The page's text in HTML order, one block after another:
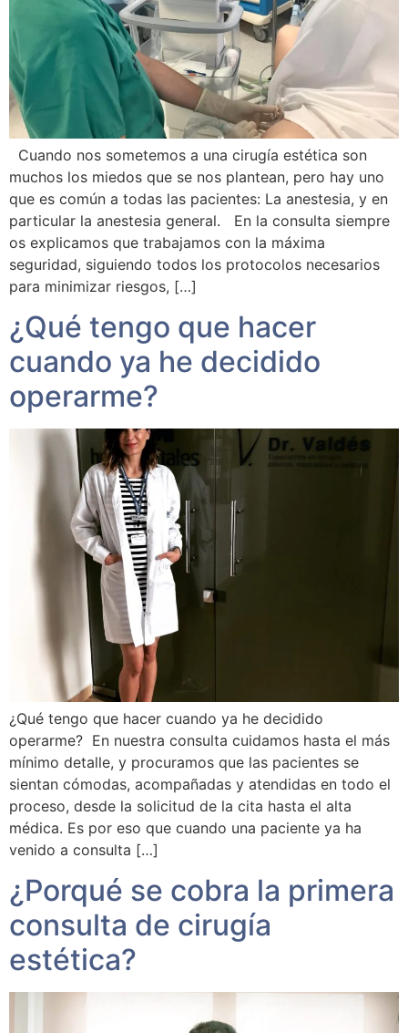
Cuando nos sometemos a una cirugía estética son
muchos los miedos que se nos plantean, pero hay uno
que es común a todas las pacientes: La anestesia, y en
particular la anestesia general. En la consulta siempre
os explicamos que trabajamos con la máxima
seguridad, siguiendo todos los protocolos necesarios
para minimizar riesgos, […]
¿Qué tengo que hacer
cuando ya he decidido
operarme?
¿Qué tengo que hacer cuando ya he decidido
operarme? En nuestra consulta cuidamos hasta el más
mínimo detalle, y procuramos que las pacientes se
sientan cómodas, acompañadas y atendidas en todo el
proceso, desde la solicitud de la cita hasta el alta
médica. Es por eso que cuando una paciente ya ha
venido a consulta […]
¿Porqué se cobra la primera
consulta de cirugía
estética?